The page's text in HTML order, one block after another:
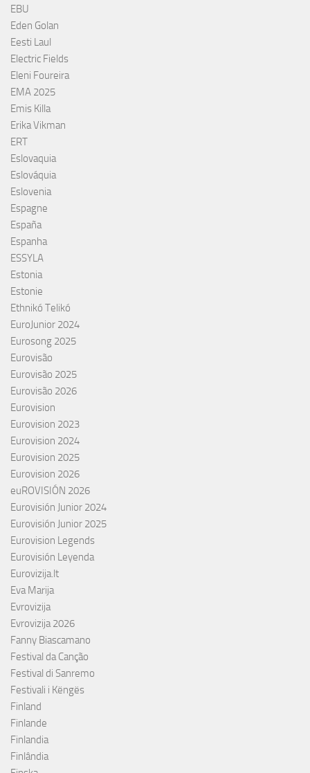
EBU
Eden Golan
Eesti Laul
Electric Fields
Eleni Foureira
EMA 2025
Emis Killa
Erika Vikman
ERT
Eslovaquia
Eslováquia
Eslovenia
Espagne
España
Espanha
ESSYLA
Estonia
Estonie
Ethnikó Telikó
EuroJunior 2024
Eurosong 2025
Eurovisão
Eurovisão 2025
Eurovisão 2026
Eurovision
Eurovision 2023
Eurovision 2024
Eurovision 2025
Eurovision 2026
euROVISIÓN 2026
Eurovisión Junior 2024
Eurovisión Junior 2025
Eurovision Legends
Eurovisión Leyenda
Eurovizija.lt
Eva Marija
Evrovizija
Evrovizija 2026
Fanny Biascamano
Festival da Canção
Festival di Sanremo
Festivali i Këngës
Finland
Finlande
Finlandia
Finlândia